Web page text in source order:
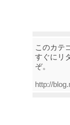
このカテ
すぐにリ
ぞ。
http://